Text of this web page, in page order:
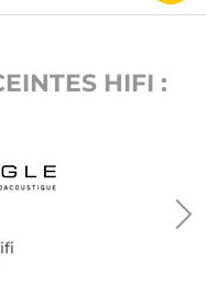
HIFI :